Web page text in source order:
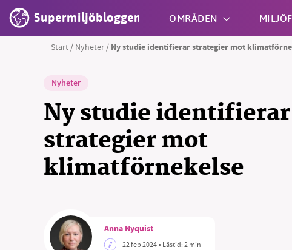
Supermiljöbloggen OMRÅDEN
Start / Nyheter / Ny studie identifierar strategier mot
Nyheter
Ny studie identifierar
strategier mot
klimatförnekelse
Anna Nyquist
22 feb 2024• Lästid:2 min